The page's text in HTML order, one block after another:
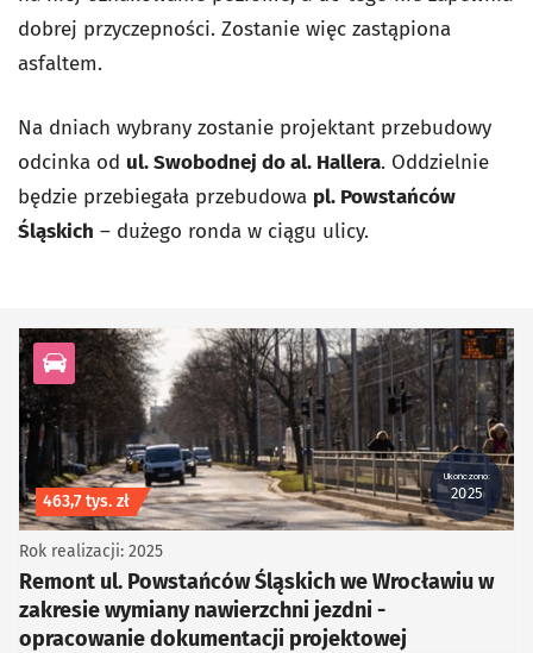
dobrej przyczepności. Zostanie więc zastąpiona
asfaltem.
Na dniach wybrany zostanie projektant przebudowy
odcinka od ul. Swobodnej do al. Hallera. Oddzielnie
będzie przebiegała przebudowa pl. Powstańców
Śląskich – dużego ronda w ciągu ulicy.
kategoria Infrastruktura drogowa
Ukończono:
2025
Koszt inwestycji
463,7 tys. zł
Remont ul. Powstańców Śląskich we Wrocławiu w
zakresie wymiany nawierzchni jezdni -
opracowanie dokumentacji projektowej
Rok realizacji: 2025